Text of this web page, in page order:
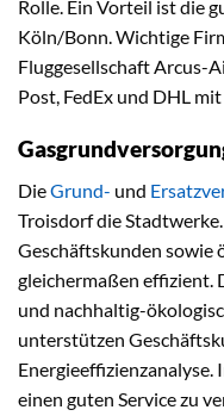
Rolle. Ein Vorteil ist die
Köln/Bonn. Wichtige
Fluggesellschaft Arcus-
Post, FedEx und DHL
DieGrund- und
Troisdorf die
Geschäftskunden sowie
gleichermaßen effizient.
und nachhaltig-
unterstützen
Energieeffizienzanalyse.
einen guten Service zu